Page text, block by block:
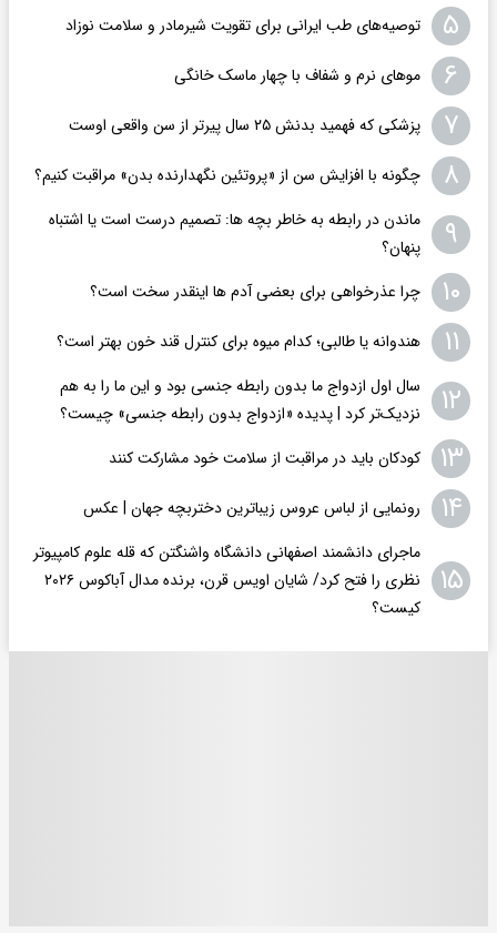
۵ توصیه‌های طب ایرانی برای تقویت شیرمادر و سلامت نوزاد
۶ موهای نرم و شفاف با چهار ماسک خانگی
۷ پزشکی که فهمید بدنش ۲۵ سال پیرتر از سن واقعی اوست
۸ چگونه با افزایش سن از «پروتئین نگهدارنده بدن» مراقبت کنیم؟
۹
ماندن در رابطه به خاطر بچه ها: تصمیم درست است یا اشتباه
پنهان؟
۱۰ چرا عذرخواهی برای بعضی آدم ها اینقدر سخت است؟
۱۱ هندوانه یا طالبی؛ کدام‌ میوه برای کنترل قند خون بهتر است؟
۱۲
سال اول ازدواج ما بدون رابطه جنسی بود و این ما را به هم
نزدیک‌تر کرد | پدیده «ازدواج بدون رابطه جنسی» چیست؟
۱۳ کودکان باید در مراقبت از سلامت خود مشارکت کنند
۱۴ رونمایی از لباس عروس زیباترین دختربچه جهان | عکس
۱۵
ماجرای دانشمند اصفهانی دانشگاه واشنگتن که قله علوم کامپیوتر
نظری را فتح کرد/ شایان اویس‌ قرن، برنده مدال آباکوس ۲۰۲۶
کیست؟